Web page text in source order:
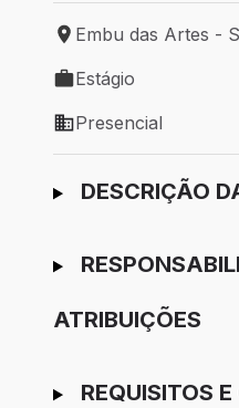
Local de trabalho:
Embu das Artes -
Tipo de vaga: Estágio
Estágio
Modelo de trabalho:
Presencial
Ir para candidatura
DESCRIÇÃO
ATRIBUIÇÕES
REQUISITOS